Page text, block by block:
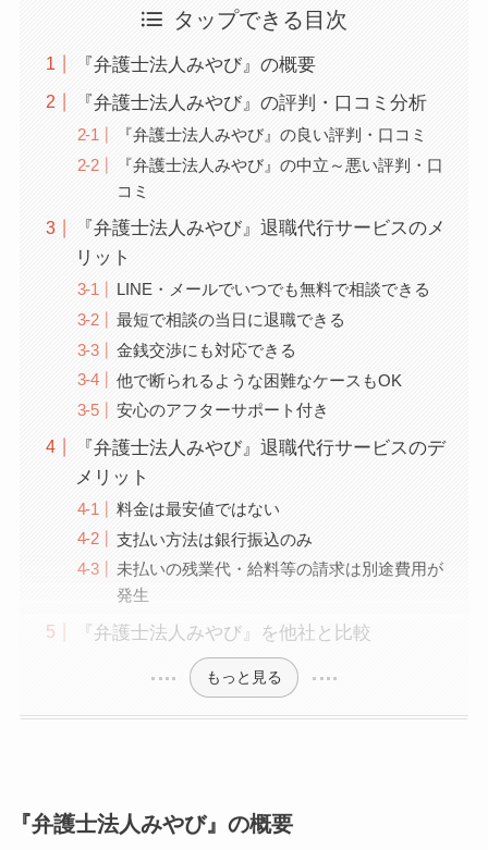
タップできる目次
『弁護士法人みやび』の概要
『弁護士法人みやび』の評判・口コミ分析
『弁護士法人みやび』の良い評判・口コミ
『弁護士法人みやび』の中立～悪い評判・口
コミ
『弁護士法人みやび』退職代行サービスのメ
リット
LINE・メールでいつでも無料で相談できる
最短で相談の当日に退職できる
金銭交渉にも対応できる
他で断られるような困難なケースもOK
安心のアフターサポート付き
『弁護士法人みやび』退職代行サービスのデ
メリット
料金は最安値ではない
支払い方法は銀行振込のみ
未払いの残業代・給料等の請求は別途費用が
発生
『弁護士法人みやび』を他社と比較
もっと見る
『弁護士法人みやび』の概要